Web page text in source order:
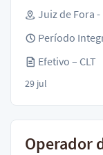
Juiz de Fora -
Período
Efetivo – CLT
29 jul
Operador